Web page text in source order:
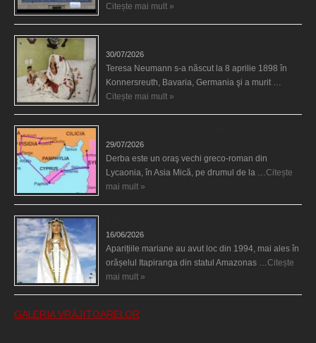
Citește mai mult »
30/07/2026
Teresa Neumann s-a născut la 8 aprilie 1898 în
Konnersreuth, Bavaria, Germania şi a murit …
Citește mai mult »
29/07/2026
Derba este un oraş vechi greco-roman din
Lycaonia, în Asia Mică, pe drumul de la …Citește
mai mult »
16/06/2026
Aparițiile mariane au avut loc din 1994, mai ales în
orășelul Itapiranga din statul Amazonas …Citește
mai mult »
GALERIA VRĂJITOARELOR